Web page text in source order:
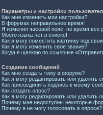
Параметры и настройки
Как мне изменить мои настройки?
В форумах неправильное время!
Я изменил часовой пояс, но время все
Моего языка нет в списке!
Как я могу поместить картинку под
Как я могу изменить свое звание?
Когда я щелкаю по ссылочке
Создание сообщений
Как мне создать тему в форуме?
Как я могу редактировать или удалить
Как присоединить подпись к моему
Как создать опрос?
Как я могу редактировать или удалить
Почему мне недоступны некоторые
Почему я не могу голосовать в опросе?